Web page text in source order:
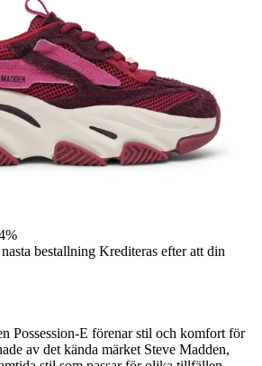
bestallning Krediteras efter att din
Possession-E förenar stil och komfort för
av det kända märket Steve Madden,